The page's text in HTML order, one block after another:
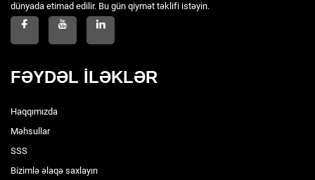
dünyada etimad edilir. Bu gün qiymət təklifi istəyin.
FƏYDƏL İLƏKLƏR
Haqqımızda
Məhsullar
SSS
Bizimlə əlaqə saxlayın